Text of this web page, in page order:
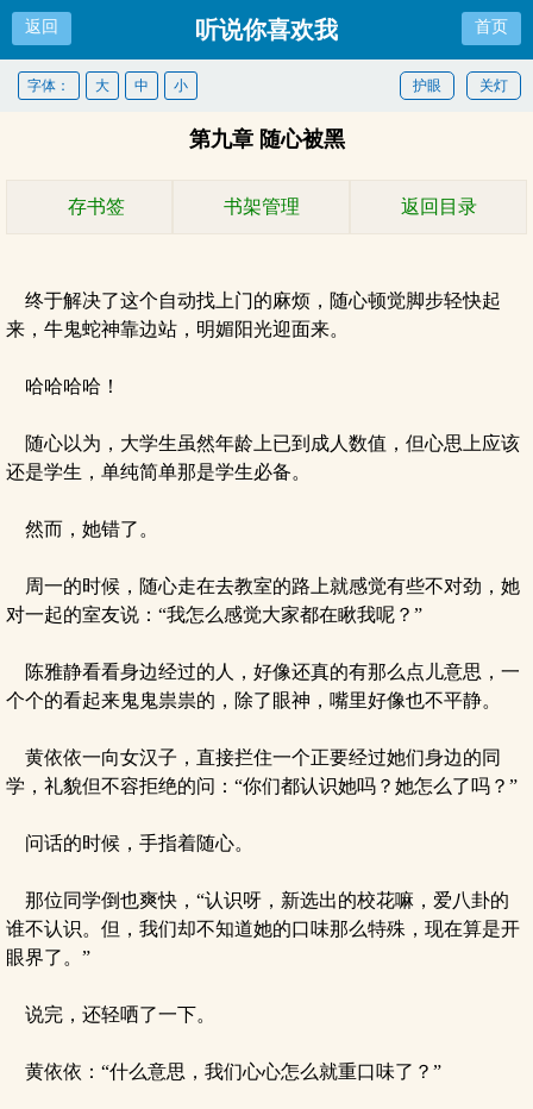
返回 听说你喜欢我 首页
关灯
护眼
字体： 大 中 小
第九章 随心被黑
存书签 书架管理 返回目录
终于解决了这个自动找上门的麻烦，随心顿觉脚步轻快起
来，牛鬼蛇神靠边站，明媚阳光迎面来。
哈哈哈哈！
随心以为，大学生虽然年龄上已到成人数值，但心思上应该
还是学生，单纯简单那是学生必备。
然而，她错了。
周一的时候，随心走在去教室的路上就感觉有些不对劲，她
对一起的室友说：“我怎么感觉大家都在瞅我呢？”
陈雅静看看身边经过的人，好像还真的有那么点儿意思，一
个个的看起来鬼鬼祟祟的，除了眼神，嘴里好像也不平静。
黄依依一向女汉子，直接拦住一个正要经过她们身边的同
学，礼貌但不容拒绝的问：“你们都认识她吗？她怎么了吗？”
问话的时候，手指着随心。
那位同学倒也爽快，“认识呀，新选出的校花嘛，爱八卦的
谁不认识。但，我们却不知道她的口味那么特殊，现在算是开
眼界了。”
说完，还轻哂了一下。
黄依依：“什么意思，我们心心怎么就重口味了？”